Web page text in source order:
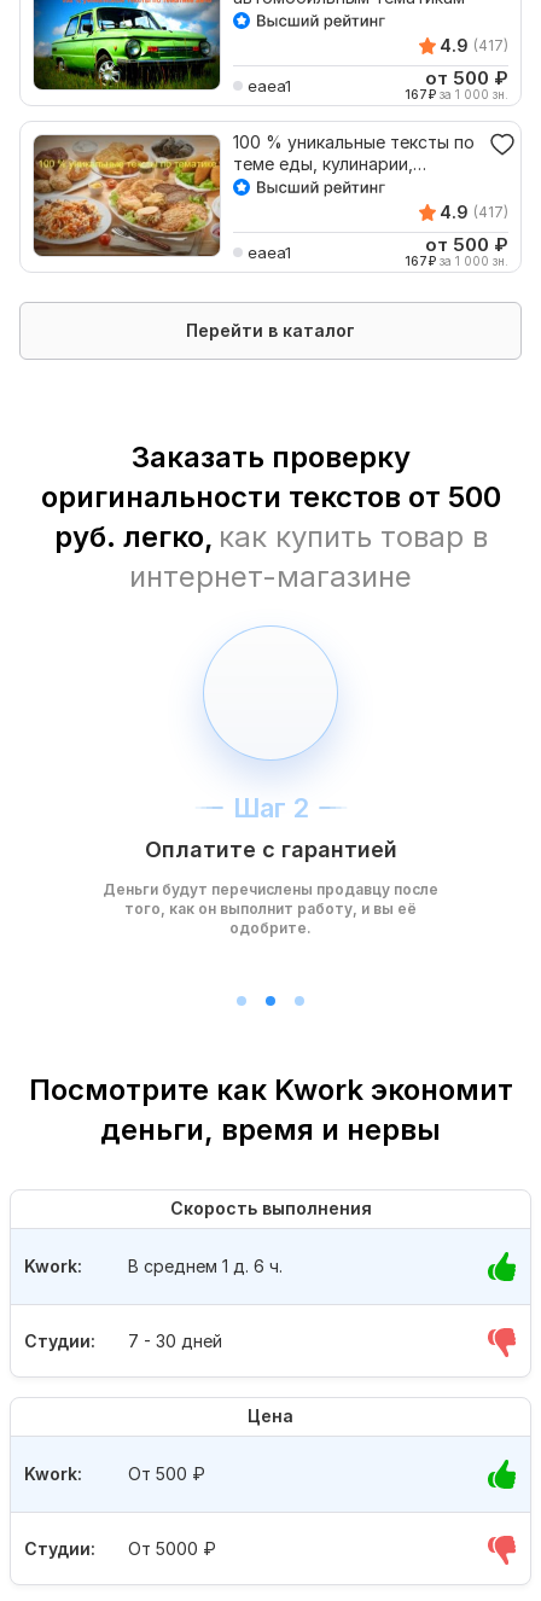
4.9 (417)
eaea1 от 500 ₽
167₽ за 1 000 зн.
100 % уникальные тексты по
теме еды, кулинарии,
рецептов
4.9 (417)
eaea1 от 500 ₽
167₽ за 1 000 зн.
Перейти в каталог
Заказать проверку
оригинальности текстов от 500
руб. легко, как купить товар в
интернет-магазине
Шаг 2
Оплатите с гарантией
Деньги будут перечислены продавцу после
того, как он выполнит работу, и вы её
одобрите.
Посмотрите как Kwork экономит
деньги, время и нервы
Скорость выполнения
Студии: 7 - 30 дней
Kwork: В среднем 1 д. 6 ч.
Цена
Студии: От 5000 ₽
Kwork: От 500 ₽